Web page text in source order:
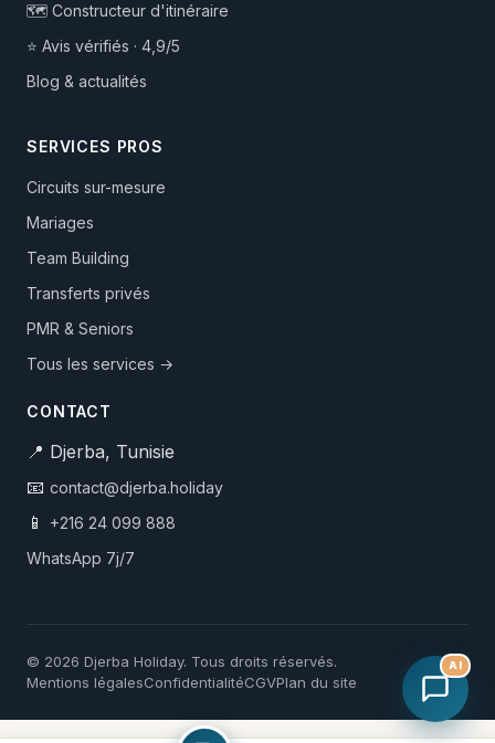
🗺️ Constructeur d'itinéraire
⭐ Avis vérifiés · 4,9/5
Blog & actualités
SERVICES PROS
Circuits sur-mesure
Mariages
Team Building
Transferts privés
PMR & Seniors
Tous les services →
CONTACT
📍 Djerba, Tunisie
📧 contact@djerba.holiday
📱
+216 24 099 888
WhatsApp 7j/7
© 2026 Djerba Holiday. Tous droits réservés.
Mentions légalesConfidentialitéCGVPlan du site
AI